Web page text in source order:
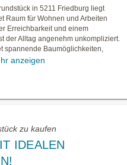
in 5211 Friedburg liegt
Raum für Wohnen und Arbeiten
Erreichbarkeit und einem
der Alltag angenehm unkompliziert.
spannende Baumöglichkeiten,
anzeigen
zu kaufen
IDEALEN